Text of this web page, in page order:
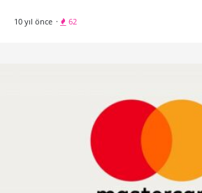
10 yıl önce · 62